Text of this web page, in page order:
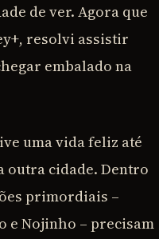
de ver. Agora que
resolvi assistir
embalado na
uma vida feliz até
outra cidade. Dentro
primordiais –
e Nojinho – precisam